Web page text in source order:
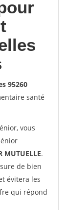
95260
santé
vous
MUTUELLE.
de bien
évitera les
qui répond